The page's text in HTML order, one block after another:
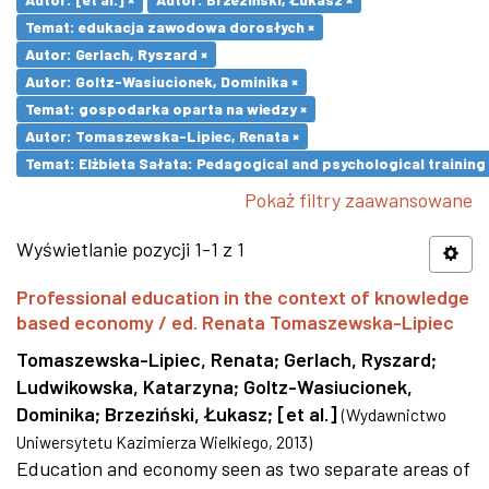
Temat: edukacja zawodowa dorosłych ×
Autor: Gerlach, Ryszard ×
Autor: Goltz-Wasiucionek, Dominika ×
Temat: gospodarka oparta na wiedzy ×
Autor: Tomaszewska-Lipiec, Renata ×
Temat: Elżbieta Sałata: Pedagogical and psychological
Pokaż filtry zaawansowane
Wyświetlanie pozycji 1-1 z 1
Professional education in the context of knowledge
based economy / ed. Renata Tomaszewska-Lipiec
Tomaszewska-Lipiec, Renata; Gerlach, Ryszard;
Ludwikowska, Katarzyna; Goltz-Wasiucionek,
Dominika; Brzeziński, Łukasz; [et al.] (Wydawnictwo
Uniwersytetu Kazimierza Wielkiego, 2013)
Education and economy seen as two separate areas of